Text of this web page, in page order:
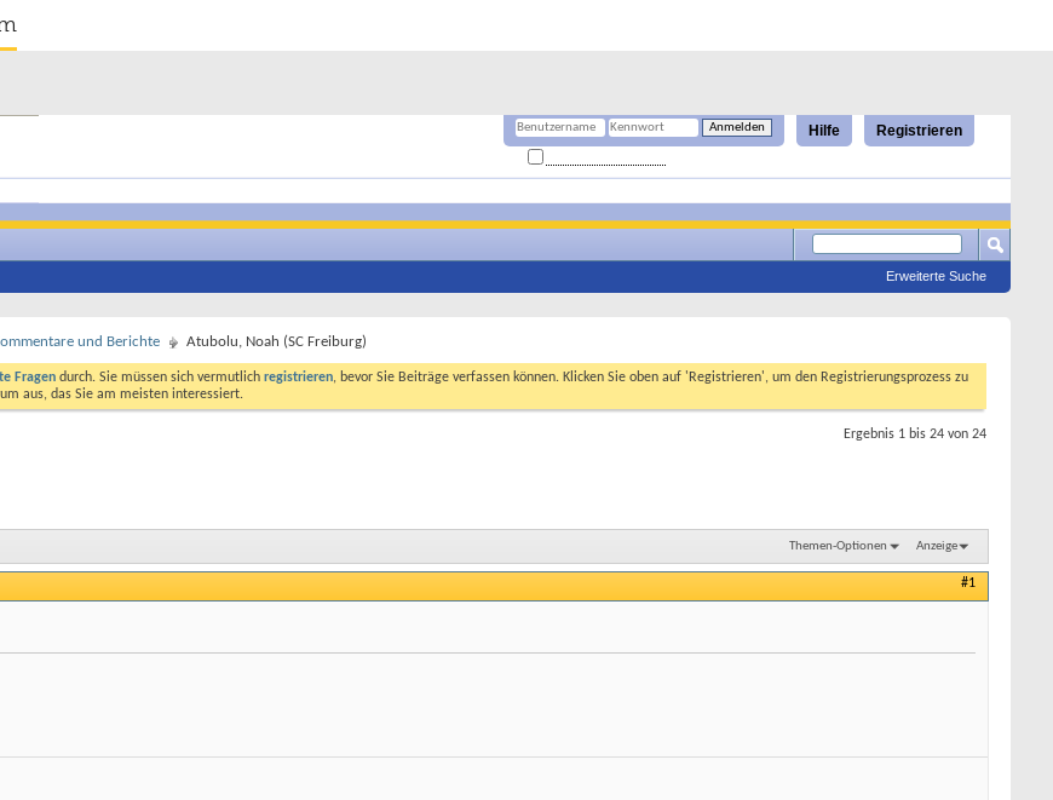
Registrieren
Hilfe
Erweiterte Suche
und Berichte Atubolu, Noah (SC Freiburg)
Fragen durch. Sie müssen sich vermutlich registrieren, bevor Sie Beiträge verfassen können. Klicken Sie oben auf 'Registrieren', um den Registrierungsprozess zu
aus, das Sie am meisten interessiert.
Ergebnis 1 bis 24 von 24
Themen-Optionen Anzeige
#1